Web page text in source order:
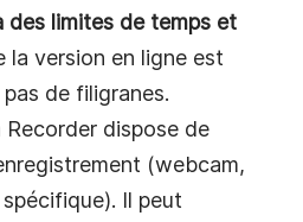
des limites de temps et
la version en ligne est
de filigranes.
dispose de
(webcam,
Il peut